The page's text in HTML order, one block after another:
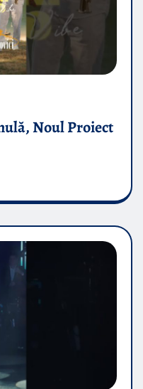
Noul Proiect